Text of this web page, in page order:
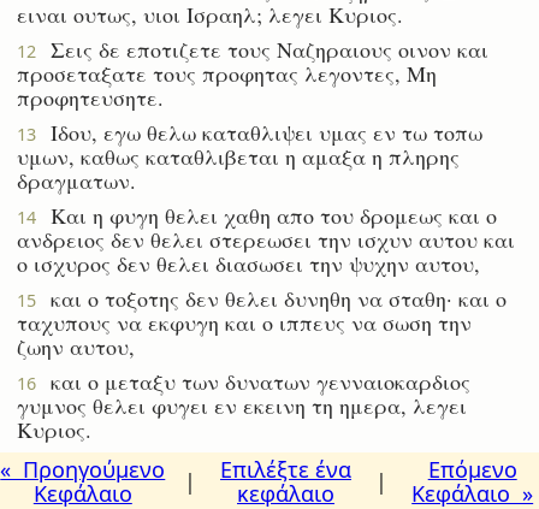
ειναι ουτως, υιοι Ισραηλ; λεγει Κυριος.
12
Σεις δε εποτιζετε τους Ναζηραιους οινον και
προσεταξατε τους προφητας λεγοντες, Μη
προφητευσητε.
13
Ιδου, εγω θελω καταθλιψει υμας εν τω τοπω
υμων, καθως καταθλιβεται η αμαξα η πληρης
δραγματων.
14
Και η φυγη θελει χαθη απο του δρομεως και ο
ανδρειος δεν θελει στερεωσει την ισχυν αυτου και
ο ισχυρος δεν θελει διασωσει την ψυχην αυτου,
15
και ο τοξοτης δεν θελει δυνηθη να σταθη· και ο
ταχυπους να εκφυγη και ο ιππευς να σωση την
ζωην αυτου,
16
και ο μεταξυ των δυνατων γενναιοκαρδιος
γυμνος θελει φυγει εν εκεινη τη ημερα, λεγει
Κυριος.
« Προηγούμενο
Κεφάλαιο
|
Επιλέξτε ένα
κεφάλαιο
|
Επόμενο
Κεφάλαιο »